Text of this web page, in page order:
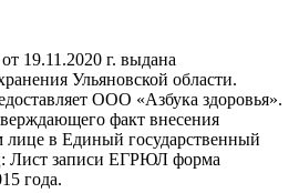
19.11.2020 г. выдана
Ульяновской области.
ООО «Азбука здоровья».
факт внесения
лице в Единый государственный
Лист записи ЕГРЮЛ форма
года.